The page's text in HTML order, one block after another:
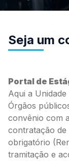
Seja um
Portal de
Aqui a
Órgãos
convênio com
contratação de
obrigatório
tramitação e